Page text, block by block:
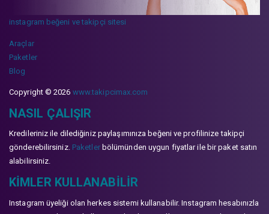
instagram beğeni ve takipçi sitesi
Araçlar
Paketler
Blog
Copyright © 2026 www.takipcimax.com
NASIL ÇALIŞIR
Kredileriniz ile dilediğiniz paylaşımınıza beğeni ve profilinize takipçi
gönderebilirsiniz. Paketlerbölümünden uygun fiyatlar ile bir paket satın
alabilirsiniz.
KIMLER KULLANABILIR
Instagram üyeliği olan herkes sistemi kullanabilir. Instagram hesabınızla